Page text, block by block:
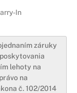
In
záruky
lehoty na
na
č. 102/2014